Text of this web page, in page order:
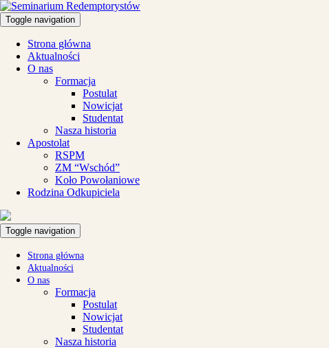
Toggle navigation
Strona główna
Aktualności
O nas
Formacja
Postulat
Nowicjat
Studentat
Nasza historia
Apostolat
RSPM
ZM “Wschód”
Koło Powołaniowe
Rodzina Odkupiciela
Toggle navigation
Strona główna
Aktualności
O nas
Formacja
Postulat
Nowicjat
Studentat
Nasza historia